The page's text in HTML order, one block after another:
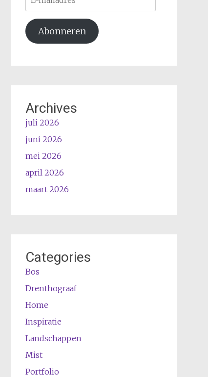
mailadres
Abonneren
Archives
juli 2026
juni 2026
mei 2026
april 2026
maart 2026
Categories
Bos
Drenthograaf
Home
Inspiratie
Landschappen
Mist
Portfolio